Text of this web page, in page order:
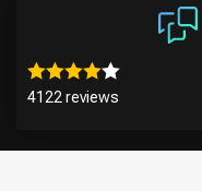
4122 reviews